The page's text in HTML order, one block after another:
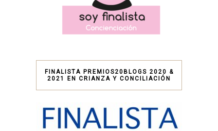
FINALISTA PREMIOS20BLOGS 2020 &
2021 EN CRIANZA Y CONCILIACIÓN